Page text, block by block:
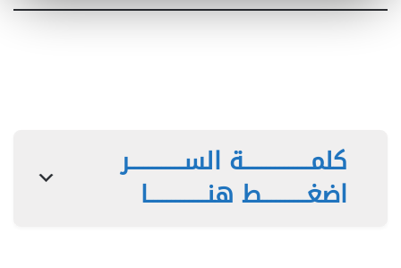
كلمـــــــــــــــة الســــــــــــر
اضغــــــــــط هنـــــــــــــا